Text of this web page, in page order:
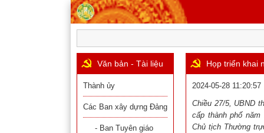
Họp triển khai
2024-05-28 11:20:57
Chiều 27/5, UBND
cấp thành phố
Chủ tịch Thường
Văn bản - Tài liệu
Thành ủy
Các Ban xây dựng Đảng
- Ban Tuyên giáo